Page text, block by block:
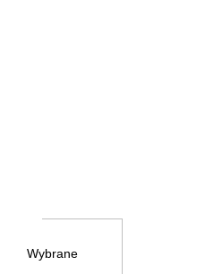
Wybrane